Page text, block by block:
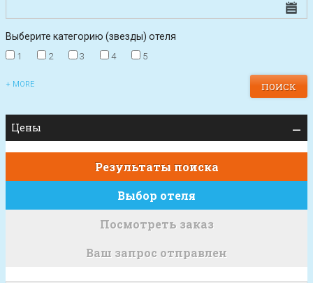
Выберите категорию (звезды) отеля
1 2 3 4 5
+ MORE
Цены
Результаты поиска
Выбор отеля
Посмотреть заказ
Ваш запрос отправлен